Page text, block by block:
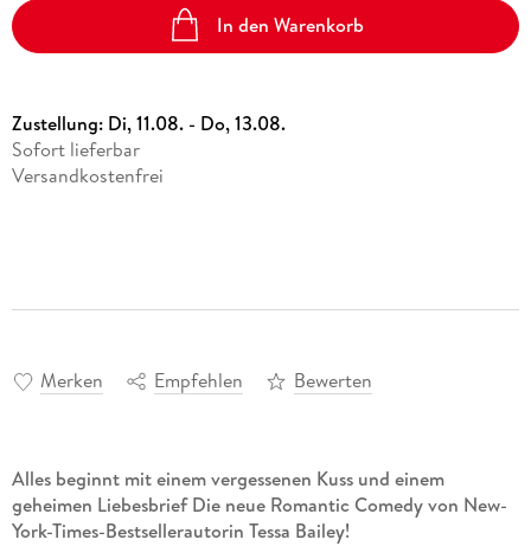
In den Warenkorb
Zustellung: Di, 11.08. - Do, 13.08.
Sofort lieferbar
Versandkostenfrei
Merken Empfehlen Bewerten
Alles beginnt mit einem vergessenen Kuss und einem
geheimen Liebesbrief Die neue Romantic Comedy von New-
York-Times-Bestsellerautorin Tessa Bailey!